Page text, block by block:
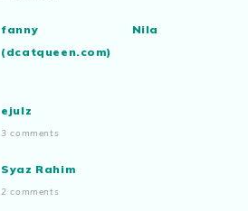
fanny Nila
(dcatqueen.com)
ejulz
3 comments
Syaz Rahim
2 comments